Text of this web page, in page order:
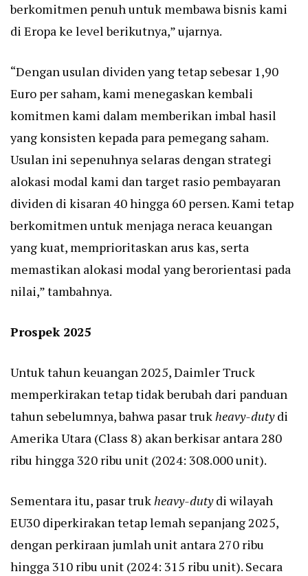
berkomitmen penuh untuk membawa bisnis kami
di Eropa ke level berikutnya,” ujarnya.
“Dengan usulan dividen yang tetap sebesar 1,90
Euro per saham, kami menegaskan kembali
komitmen kami dalam memberikan imbal hasil
yang konsisten kepada para pemegang saham.
Usulan ini sepenuhnya selaras dengan strategi
alokasi modal kami dan target rasio pembayaran
dividen di kisaran 40 hingga 60 persen. Kami tetap
berkomitmen untuk menjaga neraca keuangan
yang kuat, memprioritaskan arus kas, serta
memastikan alokasi modal yang berorientasi pada
nilai,” tambahnya.
Prospek 2025
Untuk tahun keuangan 2025, Daimler Truck
memperkirakan tetap tidak berubah dari panduan
tahun sebelumnya, bahwa pasar trukheavy-dutydi
Amerika Utara (Class 8) akan berkisar antara 280
ribu hingga 320 ribu unit (2024: 308.000 unit).
Sementara itu, pasar trukheavy-dutydi wilayah
EU30 diperkirakan tetap lemah sepanjang 2025,
dengan perkiraan jumlah unit antara 270 ribu
hingga 310 ribu unit (2024: 315 ribu unit). Secara